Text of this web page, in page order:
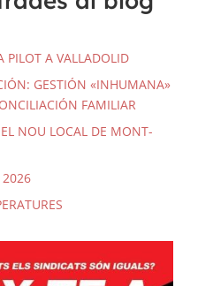
PILOT A VALLADOLID
GESTIÓN «INHUMANA»
FAMILIAR
NOU LOCAL DE MONT-
2026